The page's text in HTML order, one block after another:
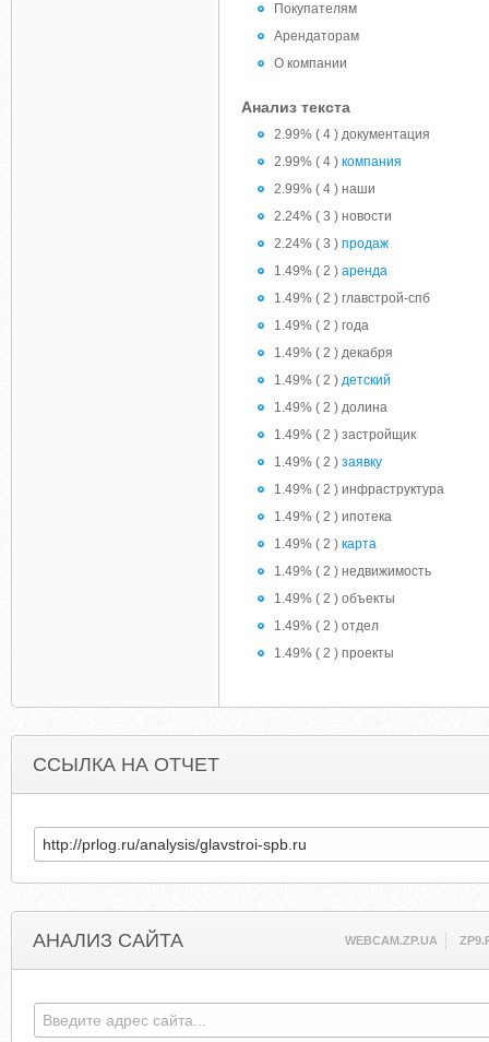
Покупателям
Арендаторам
О компании
Анализ текста
2.99% ( 4 ) документация
2.99% ( 4 ) компания
2.99% ( 4 ) наши
2.24% ( 3 ) новости
2.24% ( 3 ) продаж
1.49% ( 2 ) аренда
1.49% ( 2 ) главстрой-спб
1.49% ( 2 ) года
1.49% ( 2 ) декабря
1.49% ( 2 ) детский
1.49% ( 2 ) долина
1.49% ( 2 ) застройщик
1.49% ( 2 ) заявку
1.49% ( 2 ) инфраструктура
1.49% ( 2 ) ипотека
1.49% ( 2 ) карта
1.49% ( 2 ) недвижимость
1.49% ( 2 ) объекты
1.49% ( 2 ) отдел
1.49% ( 2 ) проекты
ССЫЛКА НА ОТЧЕТ
АНАЛИЗ САЙТА WEBCAM.ZP.UA